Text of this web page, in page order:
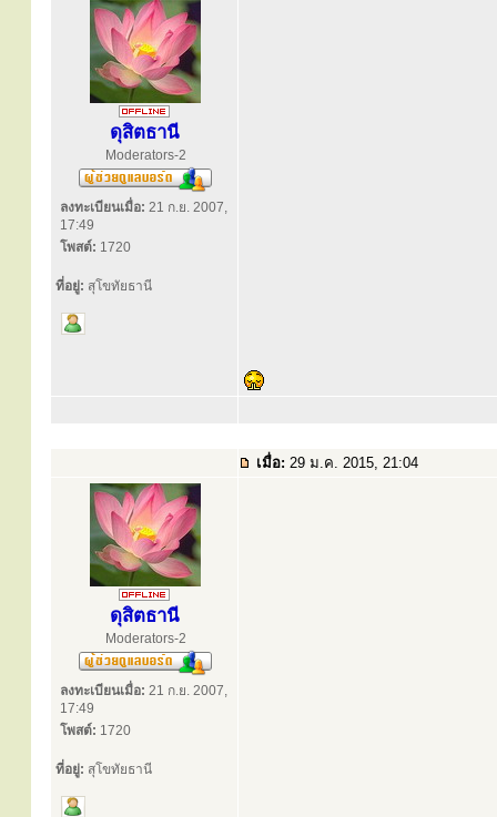
ดุสิตธานี
Moderators-2
ลงทะเบียนเมื่อ: 21 ก.ย. 2007,
17:49
โพสต์: 1720
ที่อยู่: สุโขทัยธานี
เมื่อ: 29 ม.ค. 2015, 21:04
ดุสิตธานี
Moderators-2
ลงทะเบียนเมื่อ: 21 ก.ย. 2007,
17:49
โพสต์: 1720
ที่อยู่: สุโขทัยธานี